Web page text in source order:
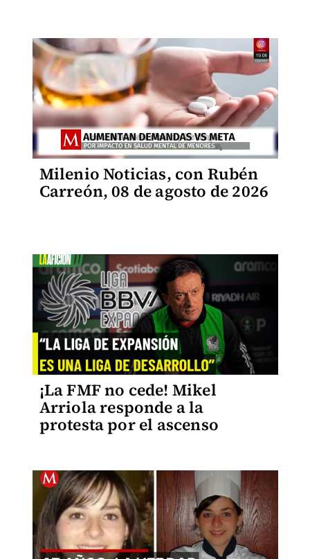
Milenio Noticias, con Rubén
Carreón, 08 de agosto de 2026
¡La FMF no cede! Mikel
Arriola responde a la
protesta por el ascenso